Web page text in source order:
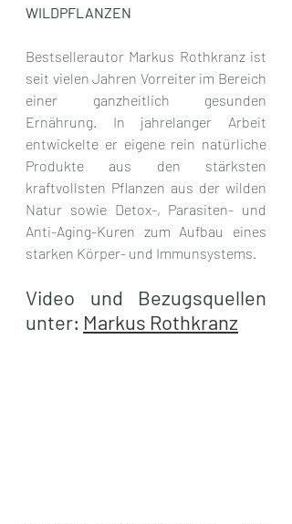
WILDPFLANZEN
Bestsellerautor Markus Rothkranz ist
seit vielen Jahren Vorreiter im Bereich
einer ganzheitlich gesunden
Ernährung. In jahrelanger Arbeit
entwickelte er eigene rein natürliche
Produkte aus den stärksten
kraftvollsten Pflanzen aus der wilden
Natur sowie Detox-, Parasiten- und
Anti-Aging-Kuren zum Aufbau eines
starken Körper- und Immunsystems.
unter: Markus Rothkranz